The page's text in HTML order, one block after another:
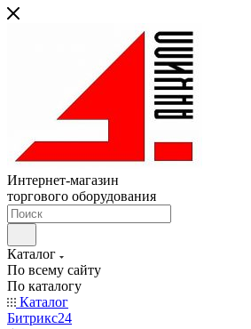
Интернет-магазин
торгового оборудования
Каталог
По всему сайту
По каталогу
Каталог
Битрикс24